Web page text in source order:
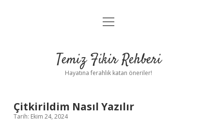
Anasayfa
Yasal Uyarı
menüyü
Temiz Fikir Rehberi
Hayatına ferahlık katan öneriler!
Çitkirildim Nasıl Yazılır
Tarih: Ekim 24, 2024